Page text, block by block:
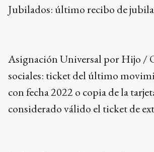
Jubilados: último recibo de
Asignación Universal por Hijo /
sociales: ticket del último
con fecha 2022 o copia de la
considerado válido el ticket de